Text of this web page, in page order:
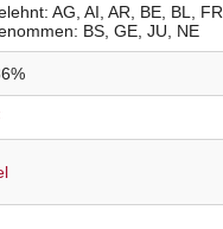
AG AI AR BE BL FR
BS GE JU NE